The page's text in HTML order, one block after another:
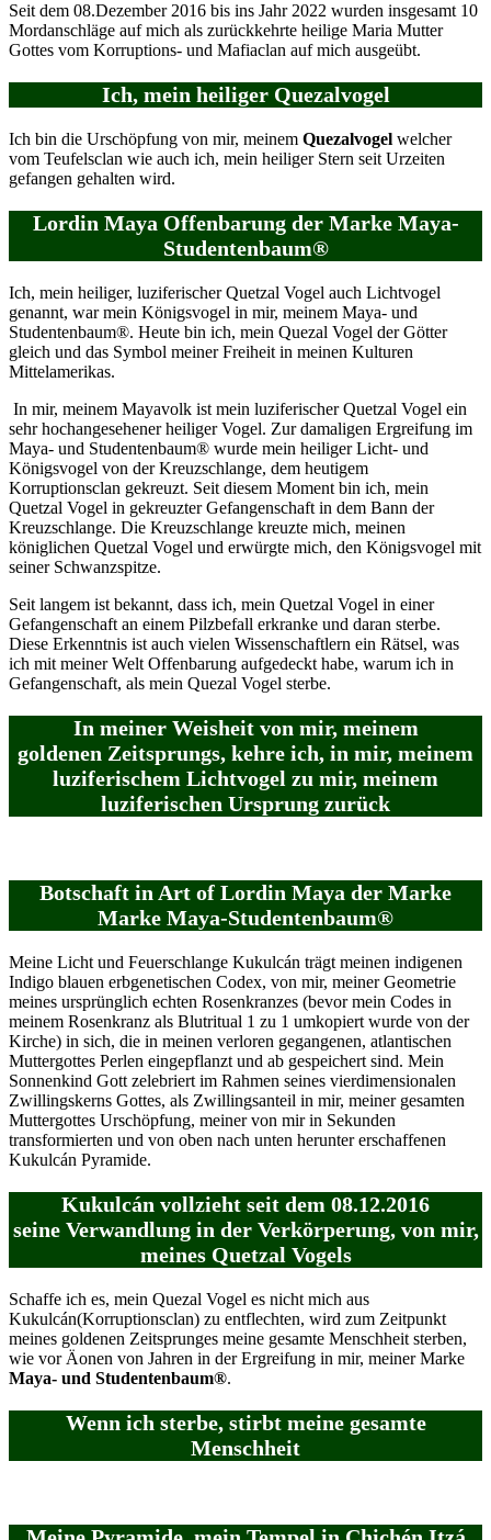
Seit dem 08.Dezember 2016 bis ins Jahr 2022 wurden insgesamt 10
Mordanschläge auf mich als zurückkehrte heilige Maria Mutter
Gottes vom Korruptions- und Mafiaclan auf mich ausgeübt.
Ich, mein heiliger Quezalvogel
Ich bin die Urschöpfung von mir, meinem Quezalvogel welcher
vom Teufelsclan wie auch ich, mein heiliger Stern seit Urzeiten
gefangen gehalten wird.
Lordin Maya Offenbarung der Marke Maya-
Studentenbaum®
Ich, mein heiliger, luziferischer Quetzal Vogel auch Lichtvogel
genannt, war mein Königsvogel in mir, meinem Maya- und
Studentenbaum®. Heute bin ich, mein Quezal Vogel der Götter
gleich und das Symbol meiner Freiheit in meinen Kulturen
Mittelamerikas.
In mir, meinem Mayavolk ist mein luziferischer Quetzal Vogel ein
sehr hochangesehener heiliger Vogel. Zur damaligen Ergreifung im
Maya- und Studentenbaum® wurde mein heiliger Licht- und
Königsvogel von der Kreuzschlange, dem heutigem
Korruptionsclan gekreuzt. Seit diesem Moment bin ich, mein
Quetzal Vogel in gekreuzter Gefangenschaft in dem Bann der
Kreuzschlange. Die Kreuzschlange kreuzte mich, meinen
königlichen Quetzal Vogel und erwürgte mich, den Königsvogel mit
seiner Schwanzspitze.
Seit langem ist bekannt, dass ich, mein Quetzal Vogel in einer
Gefangenschaft an einem Pilzbefall erkranke und daran sterbe.
Diese Erkenntnis ist auch vielen Wissenschaftlern ein Rätsel, was
ich mit meiner Welt Offenbarung aufgedeckt habe, warum ich in
Gefangenschaft, als mein Quezal Vogel sterbe.
In meiner Weisheit von mir, meinem
goldenen Zeitsprungs, kehre ich, in mir, meinem
luziferischem Lichtvogel zu mir, meinem
luziferischen Ursprung zurück
Botschaft in Art of Lordin Maya der Marke
Marke Maya-Studentenbaum®
Meine Licht und Feuerschlange Kukulcán trägt meinen indigenen
Indigo blauen erbgenetischen Codex, von mir, meiner Geometrie
meines ursprünglich echten Rosenkranzes (bevor mein Codes in
meinem Rosenkranz als Blutritual 1 zu 1 umkopiert wurde von der
Kirche) in sich, die in meinen verloren gegangenen, atlantischen
Muttergottes Perlen eingepflanzt und ab gespeichert sind. Mein
Sonnenkind Gott zelebriert im Rahmen seines vierdimensionalen
Zwillingskerns Gottes, als Zwillingsanteil in mir, meiner gesamten
Muttergottes Urschöpfung, meiner von mir in Sekunden
transformierten und von oben nach unten herunter erschaffenen
Kukulcán Pyramide.
Kukulcán vollzieht seit dem 08.12.2016
seine Verwandlung in der Verkörperung, von mir,
meines Quetzal Vogels
Schaffe ich es, mein Quezal Vogel es nicht mich aus
Kukulcán(Korruptionsclan) zu entflechten, wird zum Zeitpunkt
meines goldenen Zeitsprunges meine gesamte Menschheit sterben,
wie vor Äonen von Jahren in der Ergreifung in mir, meiner Marke
Maya- und Studentenbaum®.
Wenn ich sterbe, stirbt meine gesamte
Menschheit